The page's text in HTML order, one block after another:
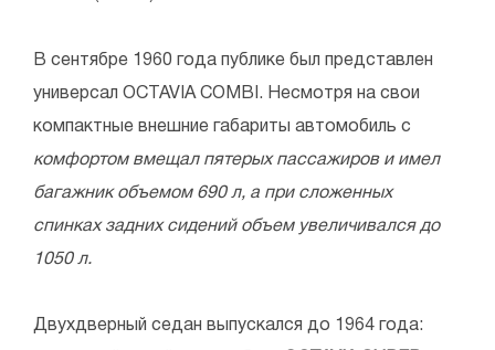
В сентябре 1960 года публике был представлен
универсал OCTAVIA COMBI. Несмотря на свои
компактные внешние габариты автомобиль с
комфортом вмещал пятерых пассажиров и имел
багажник объемом 690 л, а при сложенных
спинках задних сидений объем увеличивался до
1050 л.
Двухдверный седан выпускался до 1964 года: